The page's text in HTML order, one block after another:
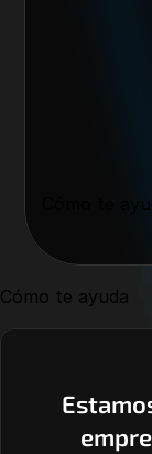
Cómo te
Cómo te ayuda